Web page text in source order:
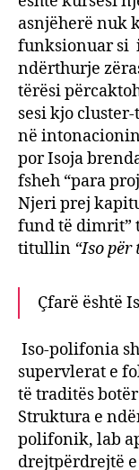
asnjëherë nuk
funksionuar si
ndërthurje
tërësi
sesi kjo
në
por Isoja
fsheh “para
Njeri prej
fund të dimrit”
titullin “Iso për
Çfarë është
Iso-polifonia
supervlerat e
të traditës
Struktura e
polifonik, lab
drejtpërdrejtë